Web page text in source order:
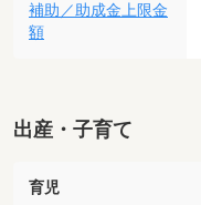
補助／助成金上限金
額
出産・子育て
育児